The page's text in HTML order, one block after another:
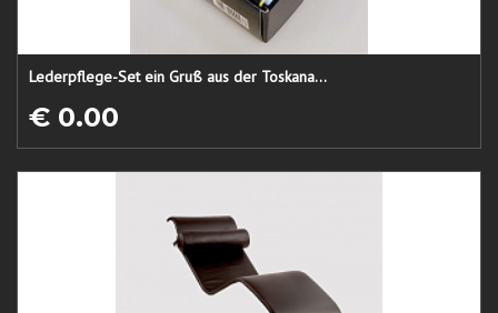
Lederpflege-Set ein Gruß aus der Toskana...
€ 0.00